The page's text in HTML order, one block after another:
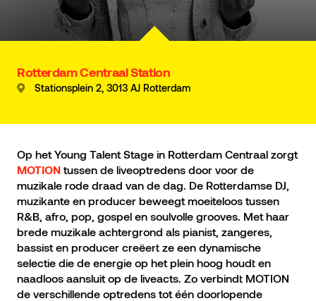
Rotterdam Centraal Station
Stationsplein 2, 3013 AJ Rotterdam
Op het Young Talent Stage in Rotterdam Centraal zorgt
MOTION tussen de liveoptredens door voor de
muzikale rode draad van de dag. De Rotterdamse DJ,
muzikante en producer beweegt moeiteloos tussen
R&B, afro, pop, gospel en soulvolle grooves. Met haar
brede muzikale achtergrond als pianist, zangeres,
bassist en producer creëert ze een dynamische
selectie die de energie op het plein hoog houdt en
naadloos aansluit op de liveacts. Zo verbindt MOTION
de verschillende optredens tot één doorlopende